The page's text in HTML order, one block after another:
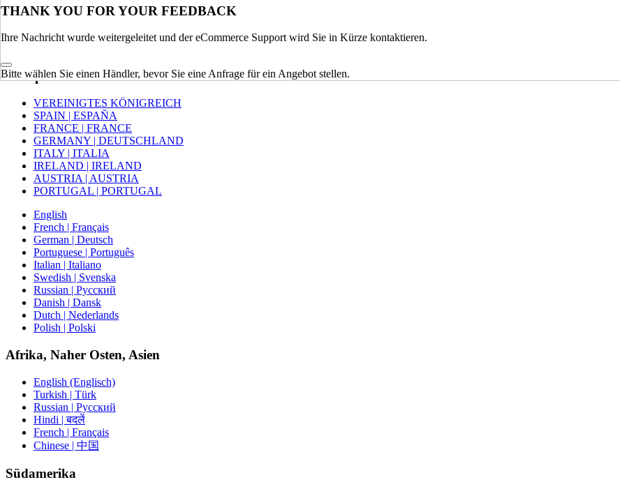
THANK YOU FOR YOUR FEEDBACK
Ihre Nachricht wurde weitergeleitet und der eCommerce Support wird Sie in Kürze kontaktieren.
Bitte wählen Sie einen Händler, bevor Sie eine Anfrage für ein Angebot stellen.
USA
CANADA (French)
Europa
VEREINIGTES KÖNIGREICH
SPAIN | ESPAÑA
FRANCE | FRANCE
GERMANY | DEUTSCHLAND
ITALY | ITALIA
IRELAND | IRELAND
AUSTRIA | AUSTRIA
PORTUGAL | PORTUGAL
English
French | Français
German | Deutsch
Portuguese | Português
Italian | Italiano
Swedish | Svenska
Russian | Русский
Danish | Dansk
Dutch | Nederlands
Polish | Polski
Afrika, Naher Osten, Asien
English (Englisch)
Turkish | Türk
Russian | Русский
Hindi | बदलें
French | Français
Chinese | 中国
Südamerika